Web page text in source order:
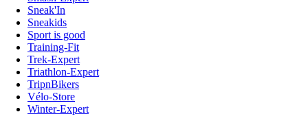
Sneak'In
Sneakids
Sport is good
Training-Fit
Trek-Expert
Triathlon-Expert
TripnBikers
Vélo-Store
Winter-Expert